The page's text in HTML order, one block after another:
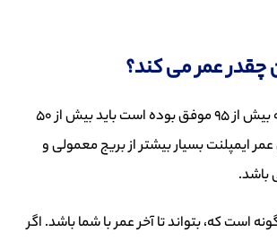
چقدر عمر می کند؟
معمولا ایمپلنتی که بیش از 95 موفق بوده است باید بیش از 50
ایمپلنت بسیار بیشتر از بریج معمولی و
باشد.
است که، بتواند تا آخر عمر با شما باشد. اگر